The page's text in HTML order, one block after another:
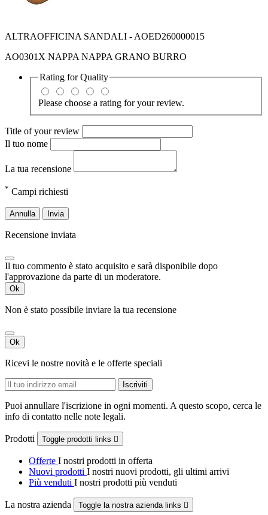
ALTRAOFFICINA SANDALI - AOED260000015
AO0301X NAPPA NAPPA GRANO BURRO
Rating forQuality
Please choose a rating for your review.
Title of your review
Il tuo nome
La tua recensione
* Campi richiesti
Annulla Invia
Recensione inviata
Il tuo commento è stato acquisito e sarà disponibile dopo
l'approvazione da parte di un moderatore.
Ok
Non è stato possibile inviare la tua recensione
Ok
Ricevi le nostre novità e le offerte speciali
Puoi annullare l'iscrizione in ogni momenti. A questo scopo, cerca le
info di contatto nelle note legali.
Prodotti Toggle prodotti links 
Offerte I nostri prodotti in offerta
Nuovi prodotti I nostri nuovi prodotti, gli ultimi arrivi
Più venduti I nostri prodotti più venduti
La nostra azienda Toggle la nostra azienda links 